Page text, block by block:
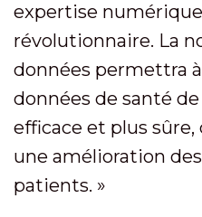
expertise
révolutionnaire. La
données permettra
données de santé
efficace et plus
une amélioration
patients. »